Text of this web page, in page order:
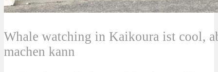
Whale watching in Kaikoura ist cool,
machen kann